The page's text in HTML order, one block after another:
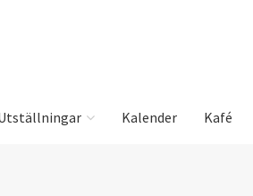
Kalender Kafé